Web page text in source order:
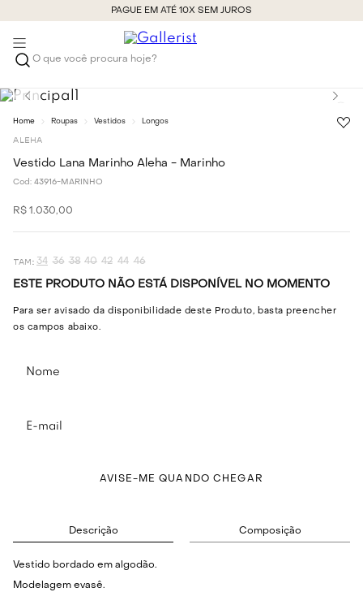
PAGUE EM ATÉ 10X SEM JUROS
O que você procura hoje?
Roupas Vestidos Longos
ALEHA
Vestido Lana Marinho Aleha - Marinho
Cod: 43916-MARINHO
R$ 1 .030,00
34 36 38 40 42 44 46
ESTE PRODUTO NÃO ESTÁ DISPONÍVEL NO MOMENTO
Para ser avisado da disponibilidade deste Produto, basta preencher
os campos abaixo.
AVISE-ME QUANDO CHEGAR
Descrição Composição
Vestido bordado em algodão.
Modelagem evasê.